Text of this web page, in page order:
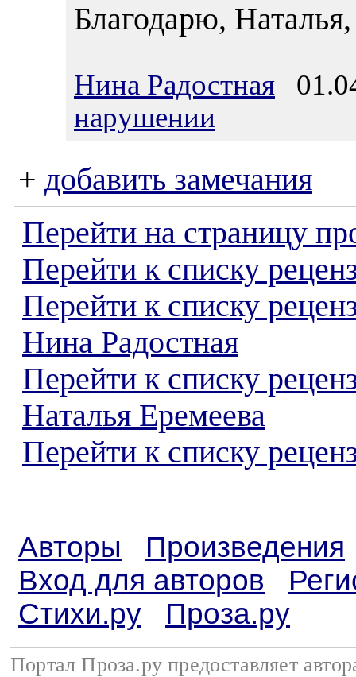
Благодарю,
Нина Радостная
нарушении
+ добавить замечания
Перейти на страницу
Перейти к списку
Перейти к списку
Нина Радостная
Перейти к списку
Наталья Еремеева
Перейти к списку
Авторы
Произведения
Вход для авторов
Стихи.ру
Проза.ру
Портал Проза.ру предоставляет